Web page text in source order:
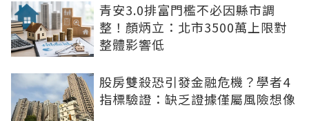
青安3.0排富門檻不必因縣市調
整！顏炳立：北市3500萬上限對
整體影響低
股房雙殺恐引發金融危機？學者4
指標驗證：缺乏證據僅屬風險想像